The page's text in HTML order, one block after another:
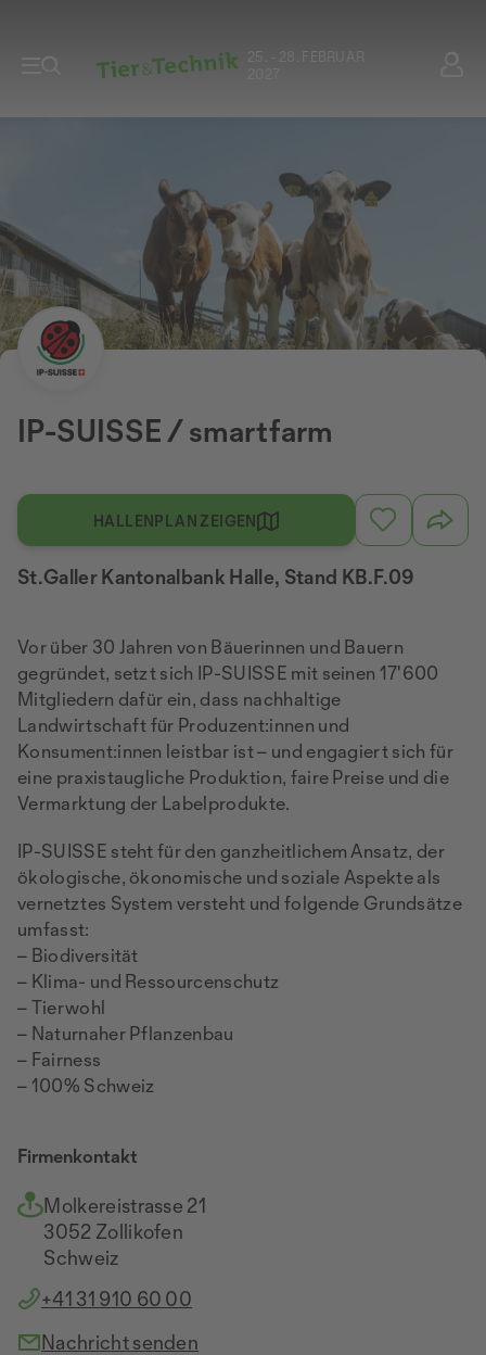
25. - 28. FEBRUAR
IP-SUISSE / smartfarm
HALLENPLAN ZEIGEN
St.Galler Kantonalbank Halle, Stand KB.F.09
Vor über 30 Jahren von Bäuerinnen und Bauern
gegründet, setzt sich IP-SUISSE mit seinen 17'600
Mitgliedern dafür ein, dass nachhaltige
Landwirtschaft für Produzent:innen und
Konsument:innen leistbar ist – und engagiert sich für
eine praxistaugliche Produktion, faire Preise und die
Vermarktung der Labelprodukte.
IP-SUISSE steht für den ganzheitlichem Ansatz, der
ökologische, ökonomische und soziale Aspekte als
vernetztes System versteht und folgende Grundsätze
umfasst:
– Biodiversität
– Klima- und Ressourcenschutz
– Tierwohl
– Naturnaher Pflanzenbau
– Fairness
– 100% Schweiz
Firmenkontakt
Molkereistrasse 21
3052 Zollikofen
Schweiz
+41 31 910 60 00
Nachricht senden